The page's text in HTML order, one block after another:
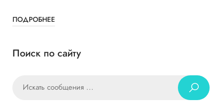
ПОДРОБНЕЕ
Поиск по сайту